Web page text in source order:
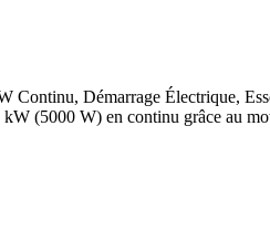
Continu, Démarrage Électrique,
(5000 W) en continu grâce au